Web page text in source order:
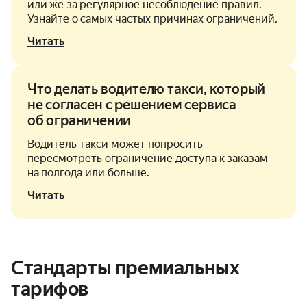
или же за регулярное несоблюдение правил.
Узнайте о самых частых причинах ограничений.
Читать
Что делать водителю такси, который
не согласен с решением сервиса
об ограничении
Водитель такси может попросить
пересмотреть ограничение доступа к заказам
на полгода или больше.
Читать
Стандарты премиальных
тарифов